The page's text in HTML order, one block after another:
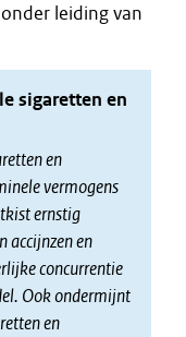
leiding van
sigaretten en
en
vermogens
ernstig
accijnzen en
concurrentie
Ook ondermijnt
en